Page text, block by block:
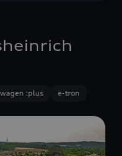
:plus e-tron